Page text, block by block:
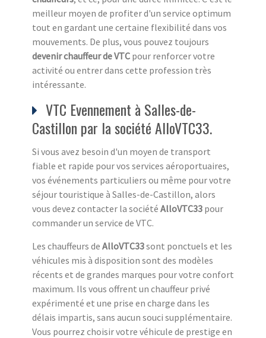
meilleur moyen de profiter d'un service optimum
tout en gardant une certaine flexibilité dans vos
mouvements. De plus, vous pouvez toujours
devenir chauffeur de VTC pour renforcer votre
activité ou entrer dans cette profession très
intéressante.
VTC Evennement à Salles-de-
Castillon par la société AlloVTC33.
Si vous avez besoin d'un moyen de transport
fiable et rapide pour vos services aéroportuaires,
vos événements particuliers ou même pour votre
séjour touristique à Salles-de-Castillon, alors
vous devez contacter la société AlloVTC33 pour
commander un service de VTC.
Les chauffeurs de AlloVTC33sont ponctuels et les
véhicules mis à disposition sont des modèles
récents et de grandes marques pour votre confort
maximum. Ils vous offrent un chauffeur privé
expérimenté et une prise en charge dans les
délais impartis, sans aucun souci supplémentaire.
Vous pourrez choisir votre véhicule de prestige en